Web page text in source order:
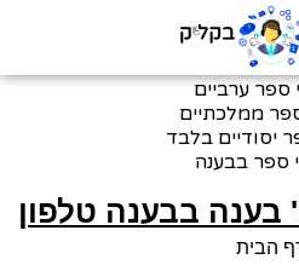
ערביים
ממלכתיים
יסודיים בלבד
בבענה
בענה בבענה טלפון
הבית